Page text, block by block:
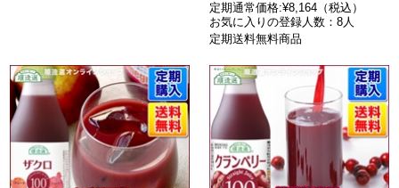
定期通常価格:¥8,164（税込）
お気に入りの登録人数：8人
定期送料無料商品